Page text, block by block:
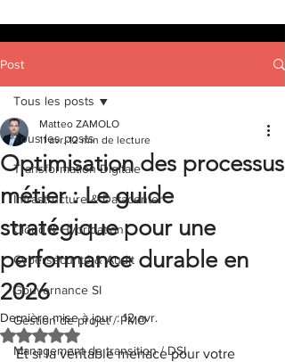
Post
Tous les posts
Transformation Digitale
Infrastructure & Datacenter
Cloud & Hybridation
Cybersécurité & Audit
Gouvernance SI
Gestion de projet / PMO
Management de transition / DSI
Tous les posts
Optimisation des processus
métier : Le guide
stratégique pour une
performance durable en
2026
Matteo ZAMOLO
11 avr. 12 min de lecture
Dernière mise à jour :12 avr.
Noté NaN étoiles sur 5.
Et si la véritable menace pour votre